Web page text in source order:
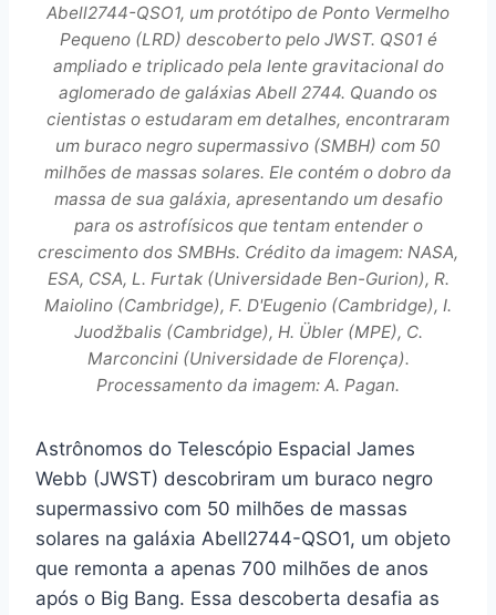
Abell2744-QSO1, um protótipo de Ponto Vermelho
Pequeno (LRD) descoberto pelo JWST. QS01 é
ampliado e triplicado pela lente gravitacional do
aglomerado de galáxias Abell 2744. Quando os
cientistas o estudaram em detalhes, encontraram
um buraco negro supermassivo (SMBH) com 50
milhões de massas solares. Ele contém o dobro da
massa de sua galáxia, apresentando um desafio
para os astrofísicos que tentam entender o
crescimento dos SMBHs. Crédito da imagem: NASA,
ESA, CSA, L. Furtak (Universidade Ben-Gurion), R.
Maiolino (Cambridge), F. D'Eugenio (Cambridge), I.
Juodžbalis (Cambridge), H. Übler (MPE), C.
Marconcini (Universidade de Florença).
Processamento da imagem: A. Pagan.
Astrônomos do Telescópio Espacial James
Webb (JWST) descobriram um buraco negro
supermassivo com 50 milhões de massas
solares na galáxia Abell2744-QSO1, um objeto
que remonta a apenas 700 milhões de anos
após o Big Bang. Essa descoberta desafia as